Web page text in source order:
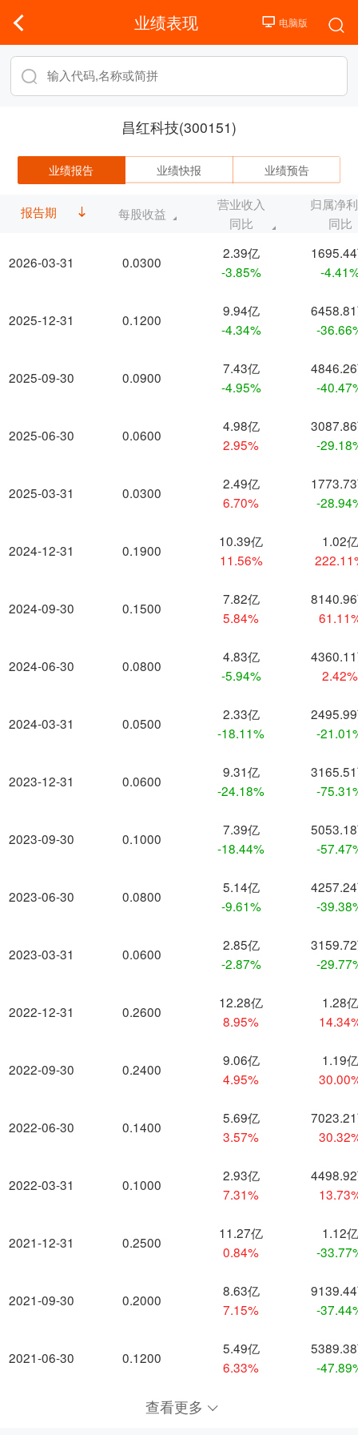
业绩表现
昌红科技(300151)
业绩报告 业绩快报 业绩预告
报告期
2026-03-31
2025-12-31
2025-09-30
2025-06-30
2025-03-31
2024-12-31
2024-09-30
2024-06-30
2024-03-31
2023-12-31
2023-09-30
2023-06-30
2023-03-31
2022-12-31
2022-09-30
2022-06-30
2022-03-31
2021-12-31
2021-09-30
2021-06-30
每股收益
营业收入
同比
归属净
同比
0.0300
2.39亿
-3.85%
-
0.1200
9.94亿
-4.34%
-
0.0900
7.43亿
-4.95%
-
0.0600
4.98亿
2.95%
-
0.0300
2.49亿
6.70%
-
0.1900
10.39亿
11.56%
1.02亿
0.1500
7.82亿
5.84%
0.0800
4.83亿
-5.94%
2.42%
0.0500
2.33亿
-18.11%
-
0.0600
9.31亿
-24.18%
-
0.1000
7.39亿
-18.44%
-
0.0800
5.14亿
-9.61%
-
0.0600
2.85亿
-2.87%
-
0.2600
12.28亿
8.95%
1.28亿
0.2400
9.06亿
4.95%
1.19亿
0.1400
5.69亿
3.57%
0.1000
2.93亿
7.31%
0.2500
11.27亿
0.84%
1.12亿
-
0.2000
8.63亿
7.15%
-
0.1200
5.49亿
6.33%
-
查看更多